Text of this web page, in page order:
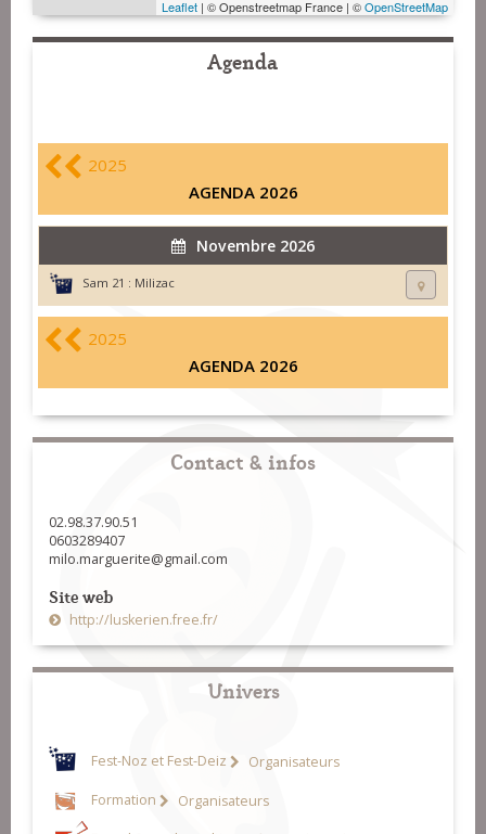
Leaflet | © Openstreetmap France | ©OpenStreetMap
Agenda
2025
AGENDA 2026
Novembre 2026
Sam 21 : Milizac
2025
AGENDA 2026
Contact & infos
02.98.37.90.51
0603289407
milo.marguerite@gmail.com
Site web
http://luskerien.free.fr/
Univers
Fest-Noz et Fest-Deiz Organisateurs
Formation Organisateurs